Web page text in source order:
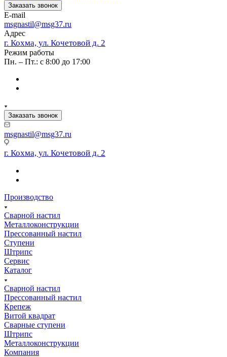
Заказать звонок
E-mail
msgnastil@msg37.ru
Адрес
г. Кохма, ул. Кочетовой д. 2
Режим работы
Пн. – Пт.: с 8:00 до 17:00
Заказать звонок
msgnastil@msg37.ru
г. Кохма, ул. Кочетовой д. 2
Производство
Сварной настил
Металлоконструкции
Прессованный настил
Ступени
Штрипс
Сервис
Каталог
Сварной настил
Прессованный настил
Крепеж
Витой квадрат
Сварные ступени
Штрипс
Металлоконструкции
Компания